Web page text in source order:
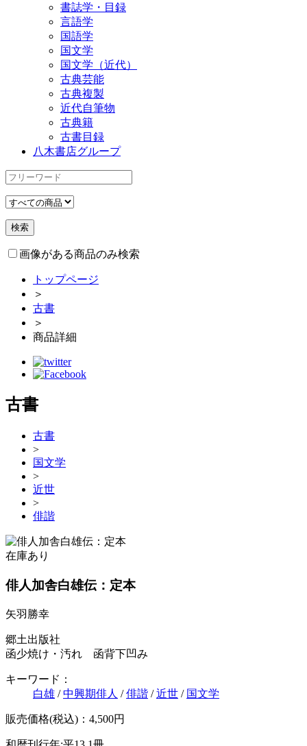
書誌学・目録
言語学
国語学
国文学
国文学（近代）
古典芸能
古典複製
近代自筆物
古典籍
古書目録
八木書店グループ
画像がある商品のみ検索
トップページ
＞
古書
＞
商品詳細
古書
古書
>
国文学
>
近世
>
俳諧
在庫あり
俳人加舎白雄伝：定本
矢羽勝幸
郷土出版社
函少焼け・汚れ 函背下凹み
キーワード：
白雄 /中興期俳人 /俳諧 /近世 / 国文学
販売価格(税込)：4,500円